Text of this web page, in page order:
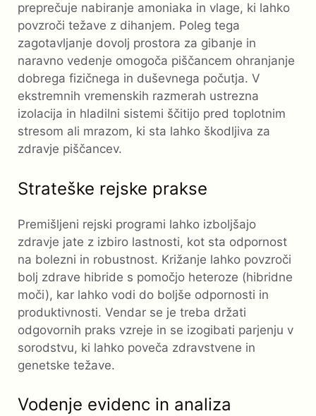
preprečuje nabiranje amoniaka in vlage, ki lahko
povzroči težave z dihanjem. Poleg tega
zagotavljanje dovolj prostora za gibanje in
naravno vedenje omogoča piščancem ohranjanje
dobrega fizičnega in duševnega počutja. V
ekstremnih vremenskih razmerah ustrezna
izolacija in hladilni sistemi ščitijo pred toplotnim
stresom ali mrazom, ki sta lahko škodljiva za
zdravje piščancev.
Strateške rejske prakse
Premišljeni rejski programi lahko izboljšajo
zdravje jate z izbiro lastnosti, kot sta odpornost
na bolezni in robustnost. Križanje lahko povzroči
bolj zdrave hibride s pomočjo heteroze (hibridne
moči), kar lahko vodi do boljše odpornosti in
produktivnosti. Vendar se je treba držati
odgovornih praks vzreje in se izogibati parjenju v
sorodstvu, ki lahko poveča zdravstvene in
genetske težave.
Vodenje evidenc in analiza